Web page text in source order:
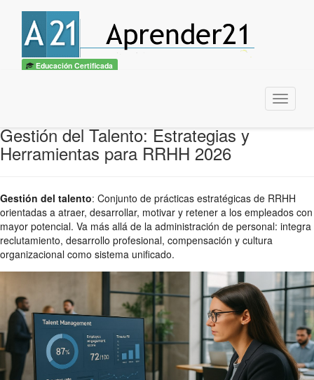
Educación Certificada
Menu
Gestión del Talento: Estrategias y
Herramientas para RRHH 2026
Gestión del talento: Conjunto de prácticas estratégicas de RRHH
orientadas a atraer, desarrollar, motivar y retener a los empleados con
mayor potencial. Va más allá de la administración de personal: integra
reclutamiento, desarrollo profesional, compensación y cultura
organizacional como sistema unificado.